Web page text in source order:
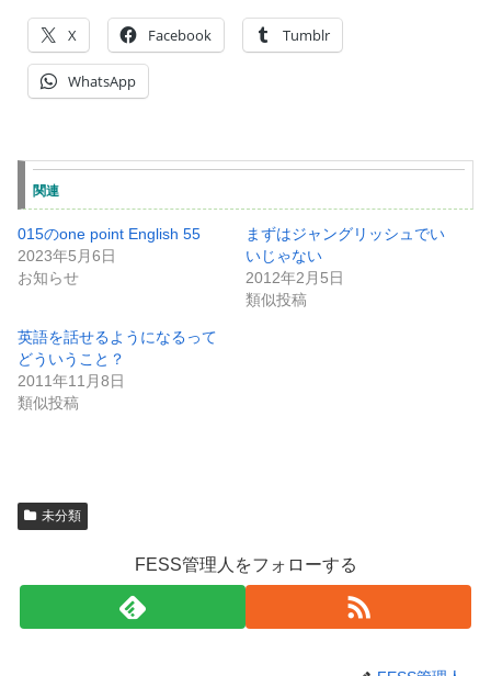
X Facebook Tumblr
WhatsApp
関連
015のone point English 55
2023年5月6日
お知らせ
まずはジャングリッシュでい
いじゃない
2012年2月5日
類似投稿
英語を話せるようになるって
どういうこと？
2011年11月8日
類似投稿
未分類
FESS管理人をフォローする